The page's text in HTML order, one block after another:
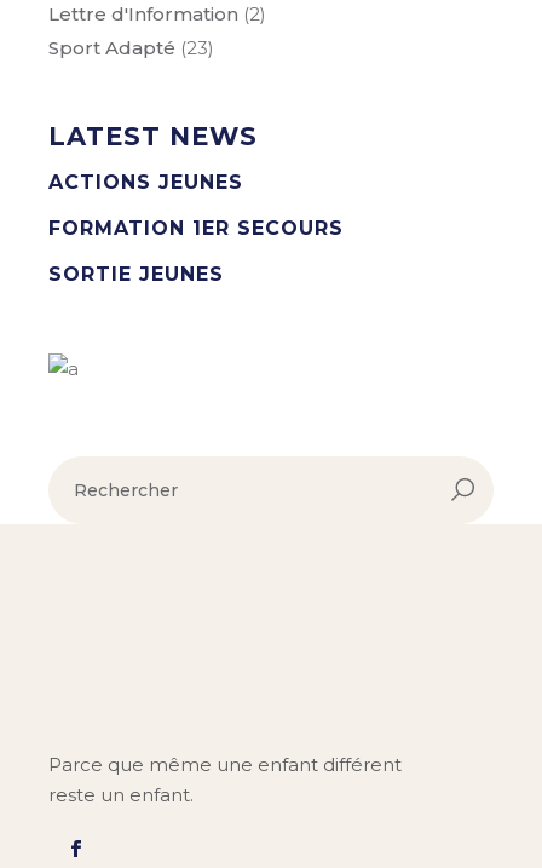
Lettre d'Information (2)
Sport Adapté (23)
LATEST NEWS
ACTIONS JEUNES
FORMATION 1ER SECOURS
SORTIE JEUNES
Parce que même une enfant différent
reste un enfant.